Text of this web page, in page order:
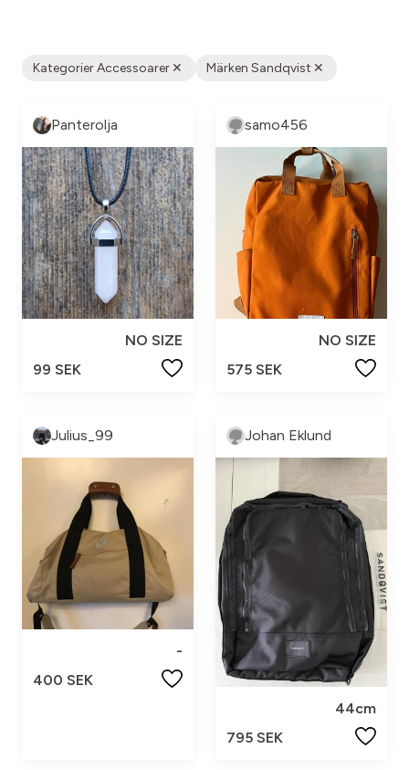
Kategorier Accessoarer Märken Sandqvist
Panterolja
NO SIZE
99 SEK
samo456
NO SIZE
575 SEK
Julius_99
-
400 SEK
Johan Eklund
44cm
795 SEK